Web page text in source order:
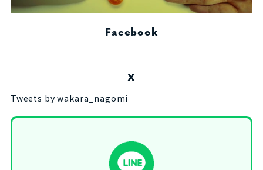
Facebook
X
Tweets by wakara_nagomi